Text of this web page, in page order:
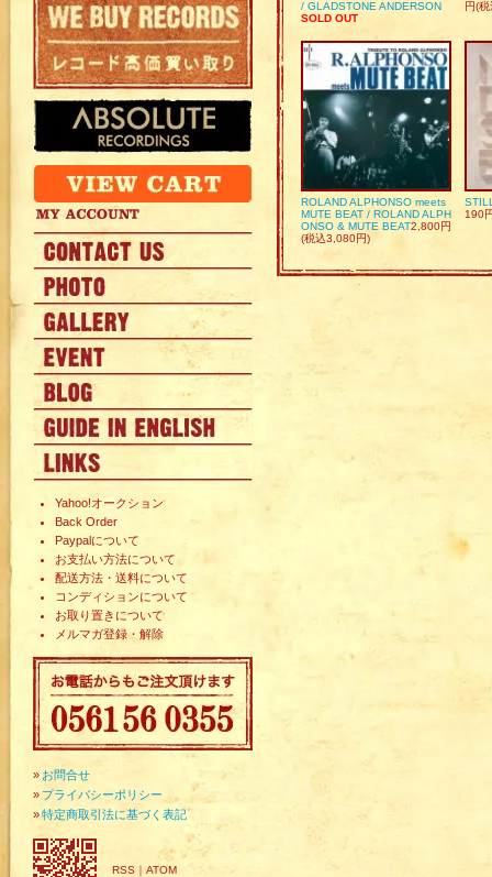
Yahoo!オークション
Back Order
Paypalについて
お支払い方法について
配送方法・送料について
コンディションについて
お取り置きについて
メルマガ登録・解除
» お問合せ
» プライバシーポリシー
»特定商取引法に基づく表記
RSS ｜ ATOM
/ GLADSTONE ANDERSON
SOLD OUT
円(
ROLAND ALPHONSO meets
MUTE BEAT / ROLAND ALPH
ONSO & MUTE BEAT2,800円
(税込3,080円)
190